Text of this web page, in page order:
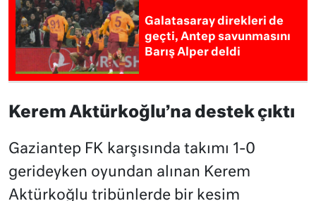
Galatasaray direkleri de
geçti, Antep savunmasını
Barış Alper deldi
Kerem Aktürkoğlu’na destek çıktı
Gaziantep FK karşısında takımı 1-0
gerideyken oyundan alınan Kerem
Aktürkoğlu tribünlerde bir kesim